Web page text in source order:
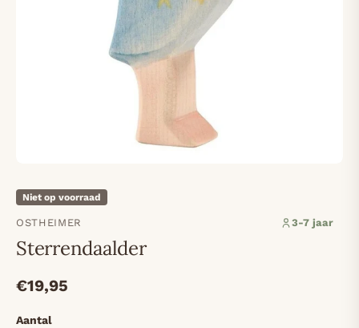
Niet op voorraad
OSTHEIMER 3-7 jaar
Sterrendaalder
€19,95
Aantal